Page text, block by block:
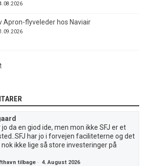
Apron-flyveleder hos Naviair
jo da en giod ide, men mon ikke SFJ er et
har jo i forvejen faciliteterne og det
ikke lige så store investeringer på
tilbage ·4. August 2026